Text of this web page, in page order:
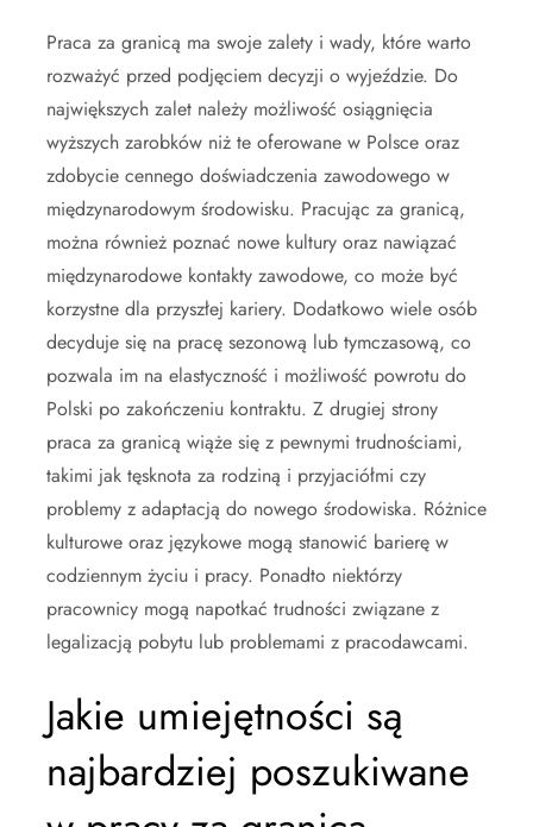
Praca za granicą ma swoje zalety i wady, które warto
rozważyć przed podjęciem decyzji o wyjeździe. Do
największych zalet należy możliwość osiągnięcia
wyższych zarobków niż te oferowane w Polsce oraz
zdobycie cennego doświadczenia zawodowego w
międzynarodowym środowisku. Pracując za granicą,
można również poznać nowe kultury oraz nawiązać
międzynarodowe kontakty zawodowe, co może być
korzystne dla przyszłej kariery. Dodatkowo wiele osób
decyduje się na pracę sezonową lub tymczasową, co
pozwala im na elastyczność i możliwość powrotu do
Polski po zakończeniu kontraktu. Z drugiej strony
praca za granicą wiąże się z pewnymi trudnościami,
takimi jak tęsknota za rodziną i przyjaciółmi czy
problemy z adaptacją do nowego środowiska. Różnice
kulturowe oraz językowe mogą stanowić barierę w
codziennym życiu i pracy. Ponadto niektórzy
pracownicy mogą napotkać trudności związane z
legalizacją pobytu lub problemami z pracodawcami.
Jakie umiejętności są
najbardziej poszukiwane